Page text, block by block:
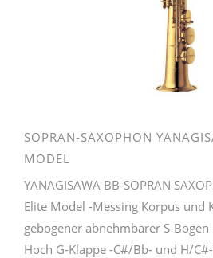
SOPRAN-SAXOPHON
MODEL
YANAGISAWA BB-SOPRAN
Elite Model -Messing Korpus und
gebogener abnehmbarer S-
Hoch G-Klappe -C#/Bb- und H/